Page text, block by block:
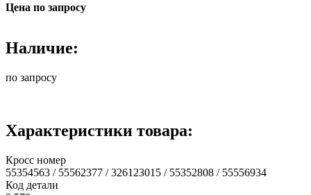
Цена по запросу
Наличие:
по запросу
Характеристики товара:
Кросс номер
55354563 / 55562377 / 326123015 / 55352808 / 55556934
Код детали